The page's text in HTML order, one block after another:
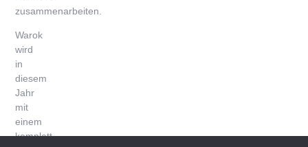
zusammenarbeiten.
Warok
wird
in
diesem
Jahr
mit
einem
komplett